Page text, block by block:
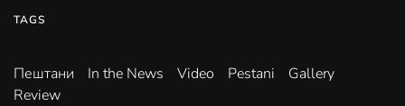
TAGS
Пештани In the News Video Pestani
Gallery
Review